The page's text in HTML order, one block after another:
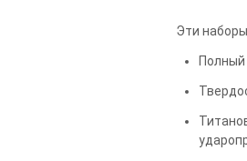
Эти
Полный